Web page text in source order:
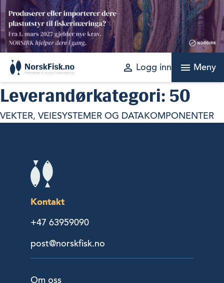
Skip
content
perm_identity Logg inn menu Meny
Leverandørkategori: 50
VEKTER, VEIESYSTEMER OG DATAKOMPONENTER
Kontakt
+47 63959090
post@norskfisk.no
Om oss